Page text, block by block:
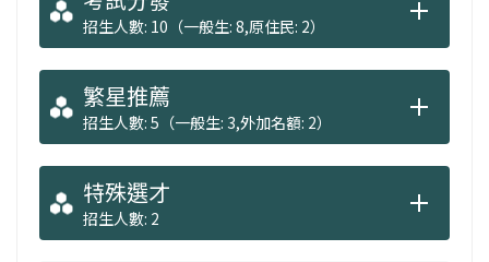
招生人數: 10（一般生: 8,原住民: 2）
繁星推薦
招生人數: 5（一般生: 3,外加名額: 2）
特殊選才
招生人數: 2